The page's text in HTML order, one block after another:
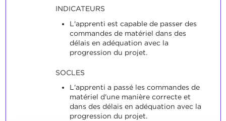
INDICATEURS
L'apprenti est capable de passer des
commandes de matériel dans des
délais en adéquation avec la
progression du projet.
SOCLES
L'apprenti a passé les commandes de
matériel d'une manière correcte et
dans des délais en adéquation avec la
progression du projet.